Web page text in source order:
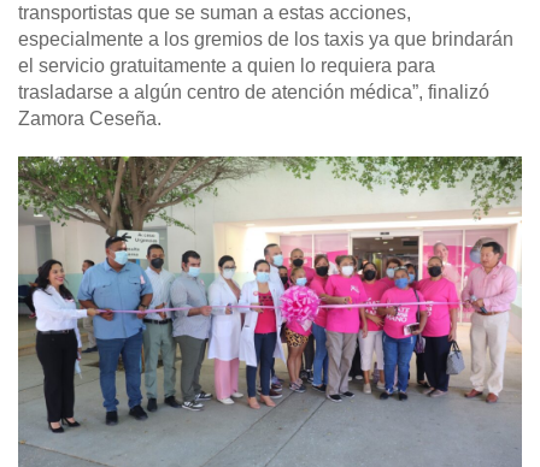
transportistas que se suman a estas acciones,
especialmente a los gremios de los taxis ya que brindarán
el servicio gratuitamente a quien lo requiera para
trasladarse a algún centro de atención médica”, finalizó
Zamora Ceseña.